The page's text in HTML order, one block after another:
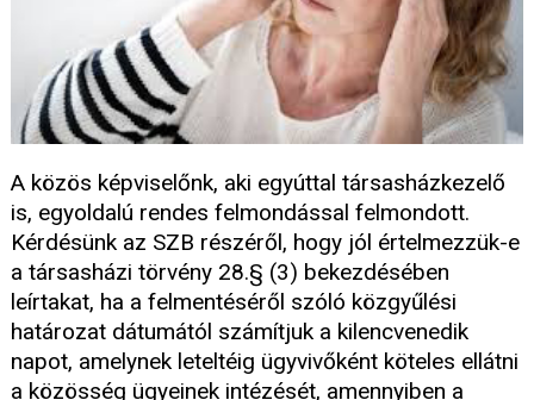
A közös képviselőnk, aki egyúttal társasházkezelő
is, egyoldalú rendes felmondással felmondott.
Kérdésünk az SZB részéről, hogy jól értelmezzük-e
a társasházi törvény 28.§ (3) bekezdésében
leírtakat, ha a felmentéséről szóló közgyűlési
határozat dátumától számítjuk a kilencvenedik
napot, amelynek leteltéig ügyvivőként köteles ellátni
a közösség ügyeinek intézését, amennyiben a